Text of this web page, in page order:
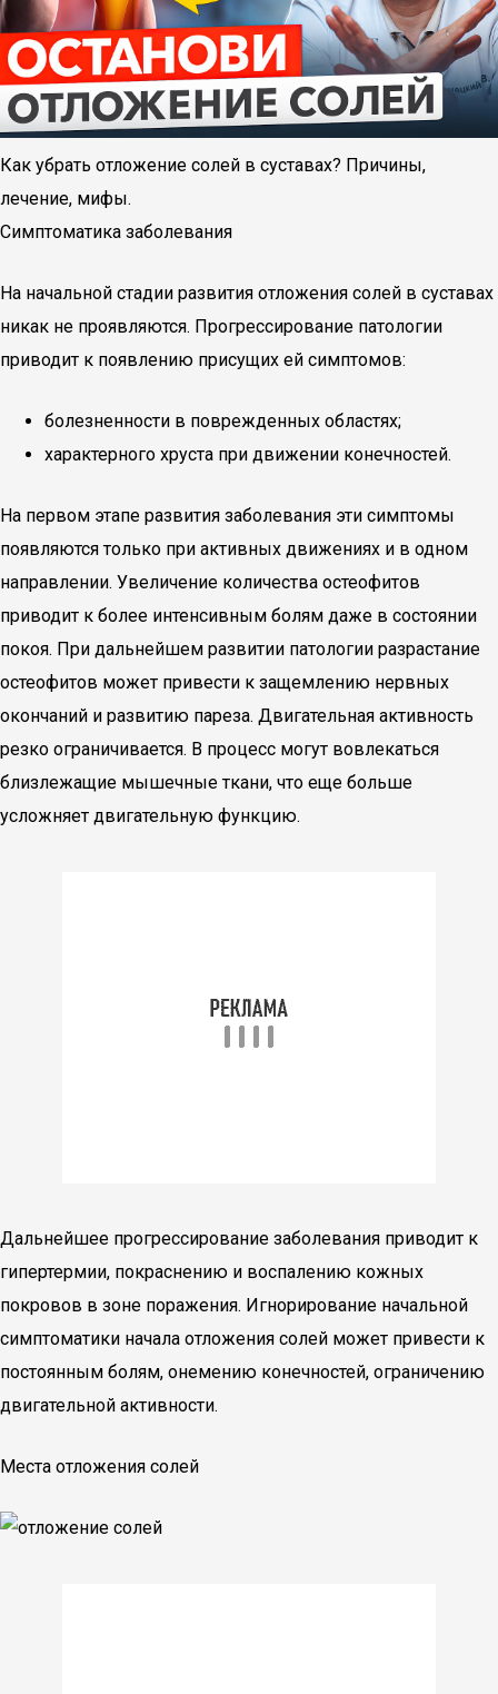
Как убрать отложение солей в суставах? Причины,
лечение, мифы.
Симптоматика заболевания
На начальной стадии развития отложения солей в суставах
никак не проявляются. Прогрессирование патологии
приводит к появлению присущих ей симптомов:
болезненности в поврежденных областях;
характерного хруста при движении конечностей.
На первом этапе развития заболевания эти симптомы
появляются только при активных движениях и в одном
направлении. Увеличение количества остеофитов
приводит к более интенсивным болям даже в состоянии
покоя. При дальнейшем развитии патологии разрастание
остеофитов может привести к защемлению нервных
окончаний и развитию пареза. Двигательная активность
резко ограничивается. В процесс могут вовлекаться
близлежащие мышечные ткани, что еще больше
усложняет двигательную функцию.
Дальнейшее прогрессирование заболевания приводит к
гипертермии, покраснению и воспалению кожных
покровов в зоне поражения. Игнорирование начальной
симптоматики начала отложения солей может привести к
постоянным болям, онемению конечностей, ограничению
двигательной активности.
Места отложения солей